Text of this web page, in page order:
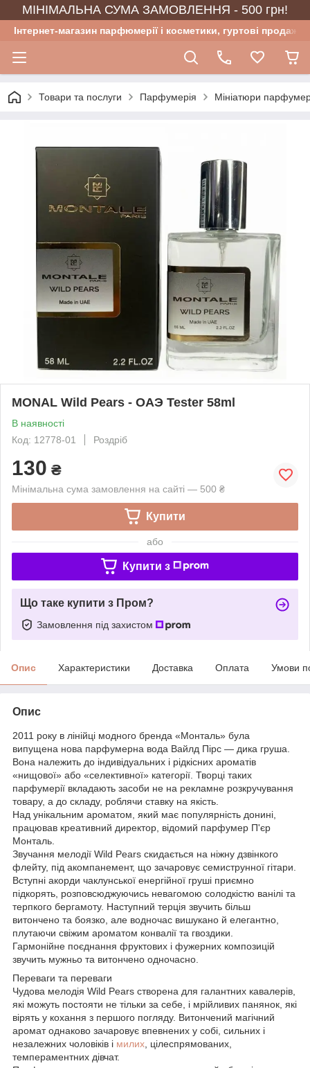
МІНІМАЛЬНА СУМА ЗАМОВЛЕННЯ - 500 грн!
Інтернет-магазин парфюмерії і косметики, гуртові продажі
Товари та послуги Парфумерія Мініатюри
MONAL Wild Pears - ОАЭ Tester 58ml
В наявності
Код: 12778-01
Роздріб
130 ₴
Мінімальна сума замовлення на сайті — 500 ₴
Купити
або
Купити з
Що таке купити з Пром?
Замовлення під захистом
Опис Характеристики Доставка Оплата Умови
Опис
2011 року в лінійці модного бренда «Монталь» була
випущена нова парфумерна вода Вайлд Пірс — дика груша.
Вона належить до індивідуальних і рідкісних ароматів
«нищової» або «селективної» категорії. Творці таких
парфумерії вкладають засоби не на рекламне розкручування
товару, а до складу, роблячи ставку на якість.
Над унікальним ароматом, який має популярність донині,
працював креативний директор, відомий парфумер П'єр
Монталь.
Звучання мелодії Wild Pears скидається на ніжну дзвінкого
флейту, під акомпанемент, що зачаровує семиструнної гітари.
Вступні акорди чаклунської енергійної груші приємно
підкорять, розповсюджуючись невагомою солодкістю ванілі та
терпкого бергамоту. Наступний терція звучить більш
витончено та боязко, але водночас вишукано й елегантно,
плутаючи свіжим ароматом конвалії та гвоздики.
Гармонійне поєднання фруктових і фужерних композицій
звучить мужньо та витончено одночасно.
Переваги та переваги
Чудова мелодія Wild Pears створена для галантних кавалерів,
які можуть постояти не тільки за себе, і мрійливих панянок, які
вірять у кохання з першого погляду. Витончений магічний
аромат однаково зачаровує впевнених у собі, сильних і
незалежних чоловіків і милих , цілеспрямованих,
темпераментних дівчат.